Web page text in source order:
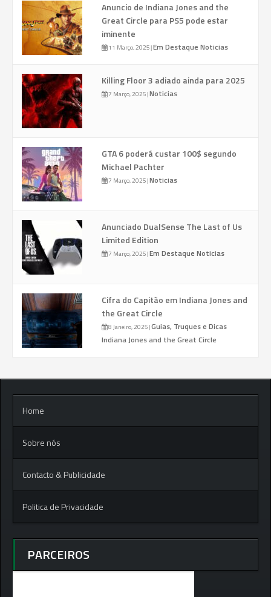
Anuncio de Indiana Jones and the
Great Circle para PS5 pode estar
iminente
11 Março, 2025|Em Destaque Noticias
Killing Floor 3 adiado ainda para 2025
7 Março, 2025|Noticias
GTA 6 poderá custar 100$ segundo
Michael Pachter
7 Março, 2025|Noticias
Anunciado DualSense The Last of Us
Limited Edition
7 Março, 2025|Em Destaque Noticias
Cifra do Capitão em Indiana Jones and
the Great Circle
8 Janeiro, 2025|Guias, Truques e Dicas
Indiana Jones and the Great Circle
Home
Sobre nós
Contacto & Publicidade
Politica de Privacidade
PARCEIROS